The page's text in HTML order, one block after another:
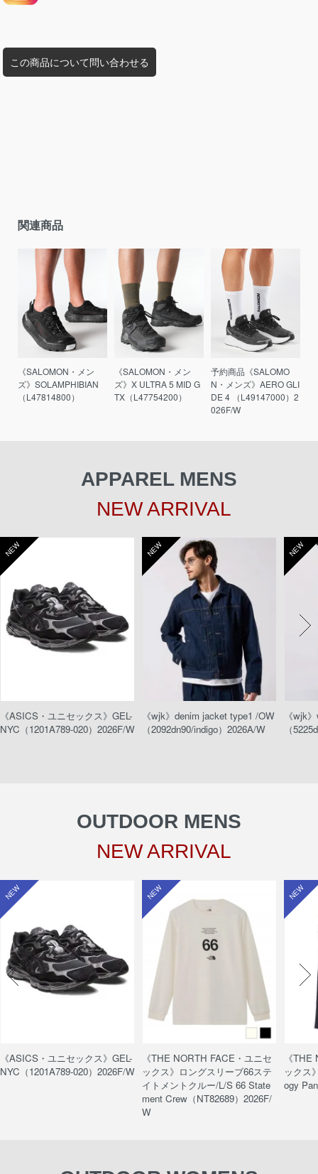
この商品について問い合わせる
関連商品
《SALOMON・メン
ズ》SOLAMPHIBIAN
（L47814800）
《SALOMON・メン
ズ》X ULTRA 5 MID G
TX（L47754200）
予約商品《SALOMO
N・メンズ》AERO GLI
DE 4 （L49147000）2
026F/W
APPAREL MENS
NEW ARRIVAL
NEW
《ASICS・ユニセックス》GEL-
NYC（1201A789-020）2026F/W
NEW
《wjk》denim jacket type1 /OW
（2092dn90/indigo）2026A/W
NEW
《wjk
（
OUTDOOR MENS
NEW ARRIVAL
NEW
《ASICS・ユニセックス》GEL-
NYC（1201A789-020）2026F/W
NEW
《THE NORTH FACE・ユニセ
ックス》ロングスリーブ66ステ
イトメントクルー/L/S 66 State
ment Crew（NT82689）2026F/
W
NEW
《
ックス
ogy